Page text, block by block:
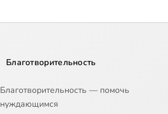
Благотворительность
Благотворительность — помочь
нуждающимся